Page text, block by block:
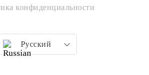
конфиденциальности
Русский